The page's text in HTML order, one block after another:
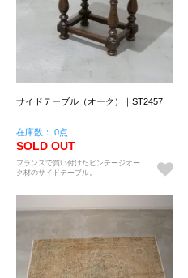
サイドテーブル（オーク）｜ST2457
在庫数： 0点
SOLD OUT
フランスで買い付けたビンテージオー
ク材のサイドテーブル。